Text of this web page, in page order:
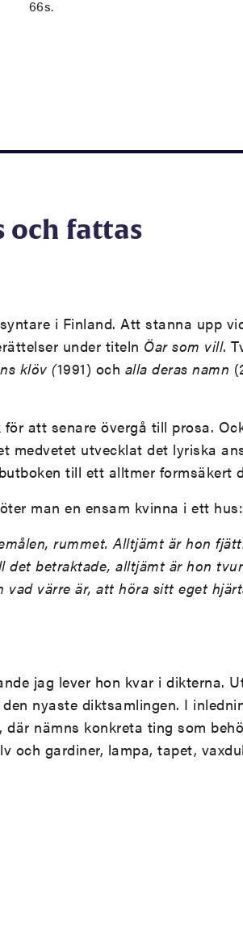
66s.
och fattas
i Finland. Att stanna upp
under titeln Öar som vill.
klöv (1991) och alla deras namn
att senare övergå till prosa.
medvetet utvecklat det lyriska
till ett alltmer formsäkert
man en ensam kvinna i ett hus:
rummet. Alltjämt är hon
det betraktade, alltjämt är hon
värre är, att höra sitt eget
jag lever hon kvar i dikterna.
nyaste diktsamlingen. I
nämns konkreta ting som
och gardiner, lampa, tapet,